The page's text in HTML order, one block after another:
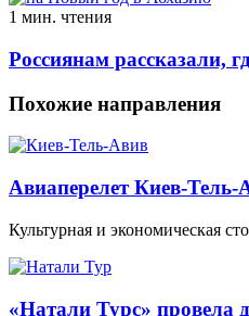
1 мин. чтения
Россиянам рассказали,
Похожие направления
Авиаперелет Киев-Тель-
Культурная и экономическая
«Натали Турс» провела